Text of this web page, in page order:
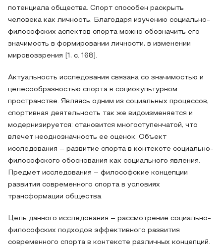
потенциала общества. Спорт способен раскрыть
человека как личность. Благодаря изучению социально-
философских аспектов спорта можно обозначить его
значимость в формировании личности, в изменении
мировоззрения [1, с. 168].
Актуальность исследования связана со значимостью и
целесообразностью спорта в социокультурном
пространстве. Являясь одним из социальных процессов,
спортивная деятельность так же видоизменяется и
модернизируется: становится многоступенчатой, что
влечет неоднозначность ее оценок. Объект
исследования – развитие спорта в контексте социально-
философского обоснования как социального явления.
Предмет исследования – философские концепции
развития современного спорта в условиях
трансформации общества.
Цель данного исследования – рассмотрение социально-
философских подходов эффективного развития
современного спорта в контексте различных концепций.